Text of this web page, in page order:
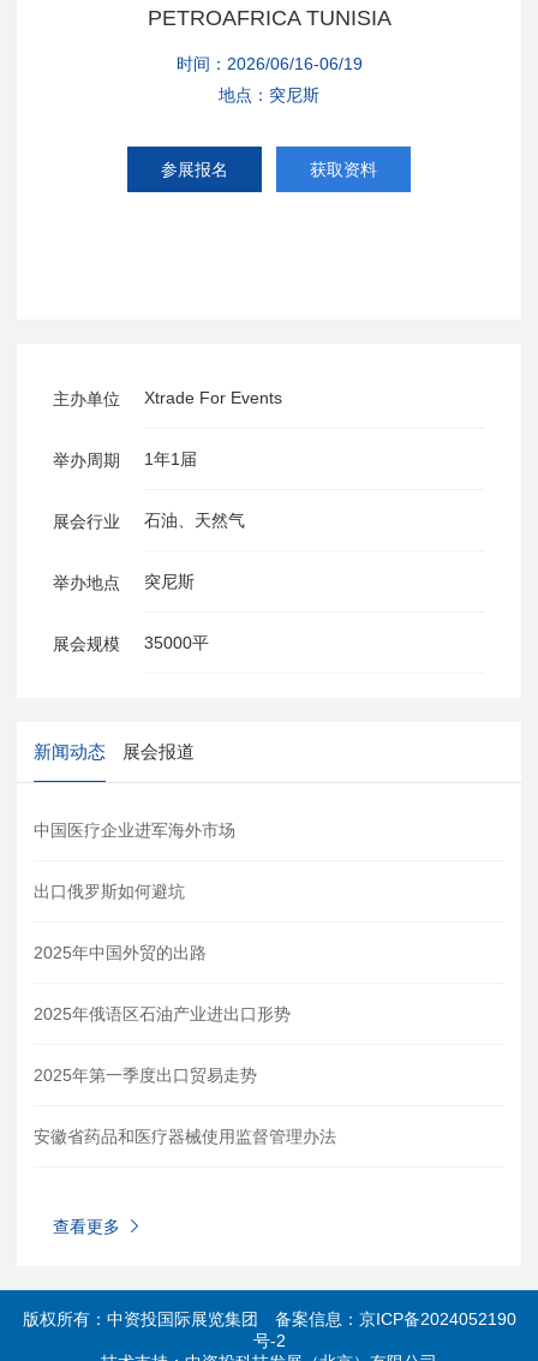
PETROAFRICA TUNISIA
时间：2026/06/16-06/19
地点：突尼斯
参展报名 获取资料
主办单位 Xtrade For Events
举办周期 1年1届
展会行业 石油、天然气
举办地点 突尼斯
展会规模 35000平
新闻动态 展会报道
中国医疗企业进军海外市场
出口俄罗斯如何避坑
2025年中国外贸的出路
2025年俄语区石油产业进出口形势
2025年第一季度出口贸易走势
安徽省药品和医疗器械使用监督管理办法
查看更多
版权所有：中资投国际展览集团
备案信息：京ICP备2024052190
号-2